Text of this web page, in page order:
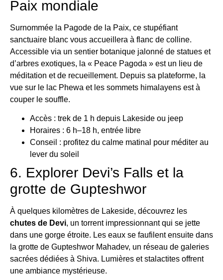
Paix mondiale
Surnommée la Pagode de la Paix, ce stupéfiant
sanctuaire blanc vous accueillera à flanc de colline.
Accessible via un sentier botanique jalonné de statues et
d’arbres exotiques, la « Peace Pagoda » est un lieu de
méditation et de recueillement. Depuis sa plateforme, la
vue sur le lac Phewa et les sommets himalayens est à
couper le souffle.
Accès : trek de 1 h depuis Lakeside ou jeep
Horaires : 6 h–18 h, entrée libre
Conseil : profitez du calme matinal pour méditer au
lever du soleil
6. Explorer Devi’s Falls et la
grotte de Gupteshwor
À quelques kilomètres de Lakeside, découvrez les
chutes de Devi, un torrent impressionnant qui se jette
dans une gorge étroite. Les eaux se faufilent ensuite dans
la grotte de Gupteshwor Mahadev, un réseau de galeries
sacrées dédiées à Shiva. Lumières et stalactites offrent
une ambiance mystérieuse.